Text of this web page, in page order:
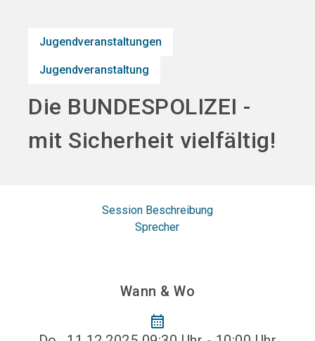
Jugendveranstaltungen
Jugendveranstaltung
Die BUNDESPOLIZEI -
mit Sicherheit vielfältig!
Session Beschreibung
Sprecher
Wann & Wo
calendar_month